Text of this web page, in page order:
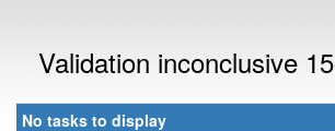
Validation inconclusive
No tasks to display